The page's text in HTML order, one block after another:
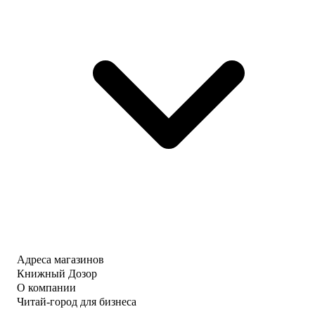
Адреса магазинов
Книжный Дозор
О компании
Читай-город для бизнеса